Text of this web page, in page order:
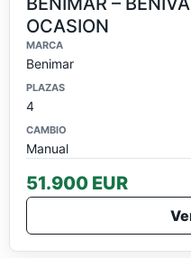
OCASION
MARCA
Benimar
PLAZAS
4
CAMBIO
Manual
51.900 EUR